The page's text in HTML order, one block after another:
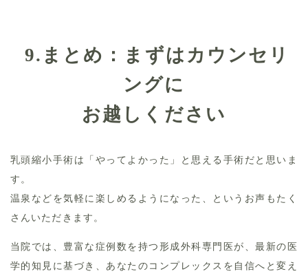
9.まとめ： まずはカウンセリ
ングに
お越しください
乳頭縮小手術は「やってよかった」と思える手術だと思いま
す。
温泉などを気軽に楽しめるようになった、というお声もたく
さんいただきます。
当院では、豊富な症例数を持つ形成外科専門医が、最新の医
学的知見に基づき、あなたのコンプレックスを自信へと変え